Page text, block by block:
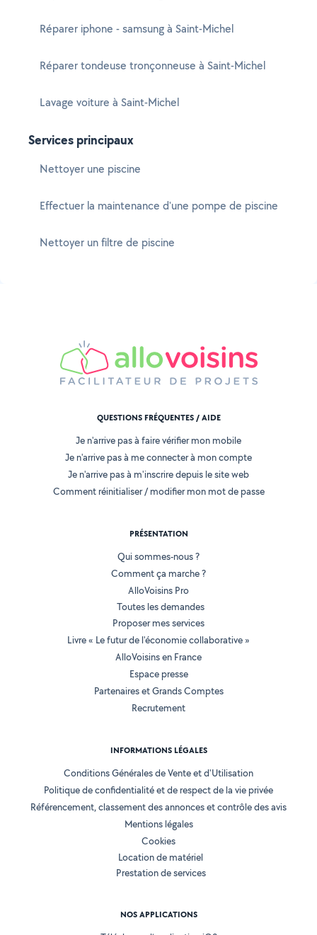
Réparer iphone - samsung à Saint-Michel
Réparer tondeuse tronçonneuse à Saint-Michel
Lavage voiture à Saint-Michel
Services principaux
Nettoyer une piscine
Effectuer la maintenance d'une pompe de piscine
Nettoyer un filtre de piscine
QUESTIONS FRÉQUENTES / AIDE
Je n'arrive pas à faire vérifier mon mobile
Je n'arrive pas à me connecter à mon compte
Je n'arrive pas à m'inscrire depuis le site web
Comment réinitialiser / modifier mon mot de passe
PRÉSENTATION
Qui sommes-nous ?
Comment ça marche ?
AlloVoisins Pro
Toutes les demandes
Proposer mes services
Livre « Le futur de l'économie collaborative »
AlloVoisins en France
Espace presse
Partenaires et Grands Comptes
Recrutement
INFORMATIONS LÉGALES
Conditions Générales de Vente et d'Utilisation
Politique de confidentialité et de respect de la vie privée
Référencement, classement des annonces et contrôle des avis
Mentions légales
Cookies
Location de matériel
Prestation de services
NOS APPLICATIONS